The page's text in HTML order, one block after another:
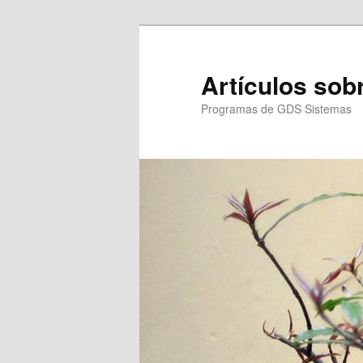
Artículos
Programas de GDS Sistemas